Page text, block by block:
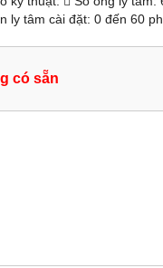
ly tâm cài đặt: 0 đến 60
có sẵn